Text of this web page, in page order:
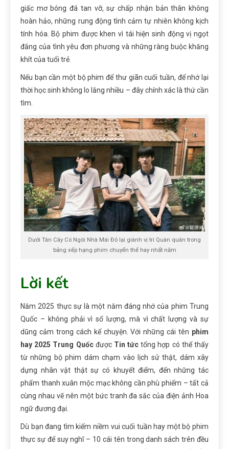
giấc mơ bóng đá tan vỡ, sự chấp nhận bản thân không
hoàn hảo, những rung động tình cảm tự nhiên không kịch
tính hóa. Bộ phim được khen vì tái hiện sinh động vị ngọt
đắng của tình yêu đơn phương và những ràng buộc khăng
khít của tuổi trẻ.
Nếu bạn cần một bộ phim để thư giãn cuối tuần, để nhớ lại
thời học sinh không lo lắng nhiều – đây chính xác là thứ cần
tìm.
Dưới Tán Cây Có Ngôi Nhà Mái Đỏ lại giành vị trí Quán quân trong
bảng xếp hạng phim chuyển thể hay nhất năm
Lời kết
Năm 2025 thực sự là một năm đáng nhớ của phim Trung
Quốc – không phải vì số lượng, mà vì chất lượng và sự
dũng cảm trong cách kể chuyện. Với những cái tên phim
hay 2025 Trung Quốc được Tin tức tổng hợp có thể thấy
từ những bộ phim dám chạm vào lịch sử thật, dám xây
dựng nhân vật thật sự có khuyết điểm, đến những tác
phẩm thanh xuân mộc mạc không cần phù phiếm – tất cả
cùng nhau vẽ nên một bức tranh đa sắc của điện ảnh Hoa
ngữ đương đại.
Dù bạn đang tìm kiếm niềm vui cuối tuần hay một bộ phim
thực sự để suy nghĩ – 10 cái tên trong danh sách trên đều